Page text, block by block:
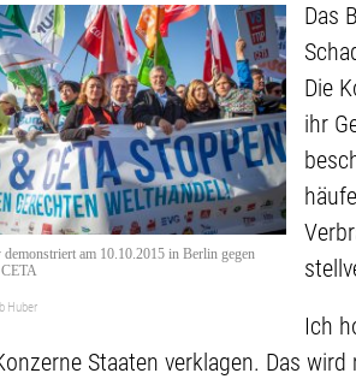
demonstriert am 10.10.2015 in Berlin gegen
Huber
Das
Die
ihr
Ich
Staaten verklagen. Das